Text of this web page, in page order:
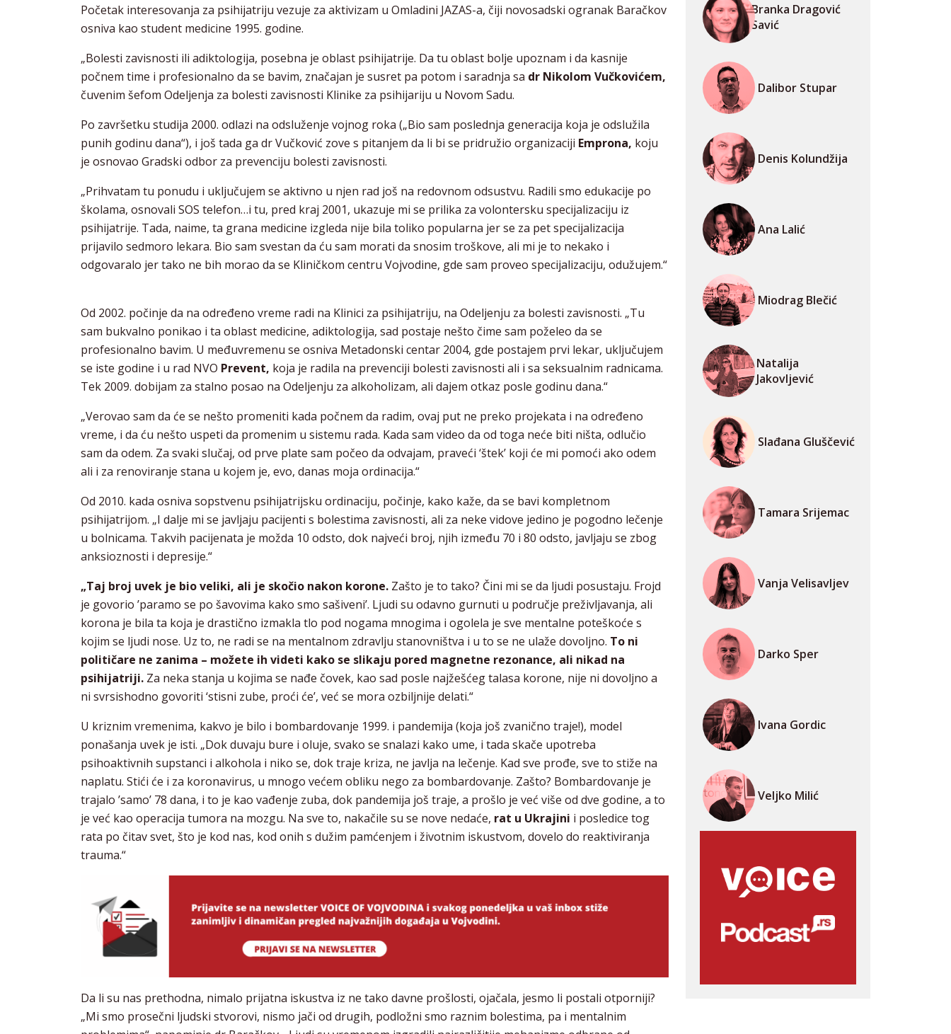
Početak interesovanja za psihijatriju vezuje za aktivizam u Omladini JAZAS-a, čiji novosadski ogranak Baračkov
osniva kao student medicine 1995. godine.
„Bolesti zavisnosti ili adiktologija, posebna je oblast psihijatrije. Da tu oblast bolje upoznam i da kasnije
počnem time i profesionalno da se bavim, značajan je susret pa potom i saradnja sa dr Nikolom Vučkovićem,
čuvenim šefom Odeljenja za bolesti zavisnosti Klinike za psihijariju u Novom Sadu.
Po završetku studija 2000. odlazi na odsluženje vojnog roka („Bio sam poslednja generacija koja je odslužila
punih godinu dana“), i još tada ga dr Vučković zove s pitanjem da li bi se pridružio organizaciji Emprona, koju
je osnovao Gradski odbor za prevenciju bolesti zavisnosti.
„Prihvatam tu ponudu i uključujem se aktivno u njen rad još na redovnom odsustvu. Radili smo edukacije po
školama, osnovali SOS telefon…i tu, pred kraj 2001, ukazuje mi se prilika za volontersku specijalizaciju iz
psihijatrije. Tada, naime, ta grana medicine izgleda nije bila toliko popularna jer se za pet specijalizacija
prijavilo sedmoro lekara. Bio sam svestan da ću sam morati da snosim troškove, ali mi je to nekako i
odgovaralo jer tako ne bih morao da se Kliničkom centru Vojvodine, gde sam proveo specijalizaciju, odužujem.“
Od 2002. počinje da na određeno vreme radi na Klinici za psihijatriju, na Odeljenju za bolesti zavisnosti. „Tu
sam bukvalno ponikao i ta oblast medicine, adiktologija, sad postaje nešto čime sam poželeo da se
profesionalno bavim. U međuvremenu se osniva Metadonski centar 2004, gde postajem prvi lekar, uključujem
se iste godine i u rad NVO Prevent, koja je radila na prevenciji bolesti zavisnosti ali i sa seksualnim radnicama.
Tek 2009. dobijam za stalno posao na Odeljenju za alkoholizam, ali dajem otkaz posle godinu dana.“
„Verovao sam da će se nešto promeniti kada počnem da radim, ovaj put ne preko projekata i na određeno
vreme, i da ću nešto uspeti da promenim u sistemu rada. Kada sam video da od toga neće biti ništa, odlučio
sam da odem. Za svaki slučaj, od prve plate sam počeo da odvajam, praveći ‘štek’ koji će mi pomoći ako odem
ali i za renoviranje stana u kojem je, evo, danas moja ordinacija.“
Od 2010. kada osniva sopstvenu psihijatrijsku ordinaciju, počinje, kako kaže, da se bavi kompletnom
psihijatrijom. „I dalje mi se javljaju pacijenti s bolestima zavisnosti, ali za neke vidove jedino je pogodno lečenje
u bolnicama. Takvih pacijenata je možda 10 odsto, dok najveći broj, njih između 70 i 80 odsto, javljaju se zbog
anksioznosti i depresije.“
„Taj broj uvek je bio veliki, ali je skočio nakon korone. Zašto je to tako? Čini mi se da ljudi posustaju. Frojd
je govorio ’paramo se po šavovima kako smo sašiveni’. Ljudi su odavno gurnuti u područje preživljavanja, ali
korona je bila ta koja je drastično izmakla tlo pod nogama mnogima i ogolela je sve mentalne poteškoće s
kojim se ljudi nose. Uz to, ne radi se na mentalnom zdravlju stanovništva i u to se ne ulaže dovoljno. To ni
političare ne zanima – možete ih videti kako se slikaju pored magnetne rezonance, ali nikad na
psihijatriji. Za neka stanja u kojima se nađe čovek, kao sad posle najžešćeg talasa korone, nije ni dovoljno a
ni svrsishodno govoriti ‘stisni zube, proći će’, već se mora ozbiljnije delati.“
U kriznim vremenima, kakvo je bilo i bombardovanje 1999. i pandemija (koja još zvanično traje!), model
ponašanja uvek je isti. „Dok duvaju bure i oluje, svako se snalazi kako ume, i tada skače upotreba
psihoaktivnih supstanci i alkohola i niko se, dok traje kriza, ne javlja na lečenje. Kad sve prođe, sve to stiže na
naplatu. Stići će i za koronavirus, u mnogo većem obliku nego za bombardovanje. Zašto? Bombardovanje je
trajalo ’samo’ 78 dana, i to je kao vađenje zuba, dok pandemija još traje, a prošlo je već više od dve godine, a to
je već kao operacija tumora na mozgu. Na sve to, nakačile su se nove nedaće, rat u Ukrajini i posledice tog
rata po čitav svet, što je kod nas, kod onih s dužim pamćenjem i životnim iskustvom, dovelo do reaktiviranja
trauma.“
Da li su nas prethodna, nimalo prijatna iskustva iz ne tako davne prošlosti, ojačala, jesmo li postali otporniji?
„Mi smo prosečni ljudski stvorovi, nismo jači od drugih, podložni smo raznim bolestima, pa i mentalnim
Branka Dragović
Savić
Dalibor Stupar
Denis Kolundžija
Ana Lalić
Miodrag Blečić
Natalija
Jakovljević
Slađana Gluščević
Tamara Srijemac
Vanja Velisavljev
Darko Sper
Ivana Gordic
Veljko Milić